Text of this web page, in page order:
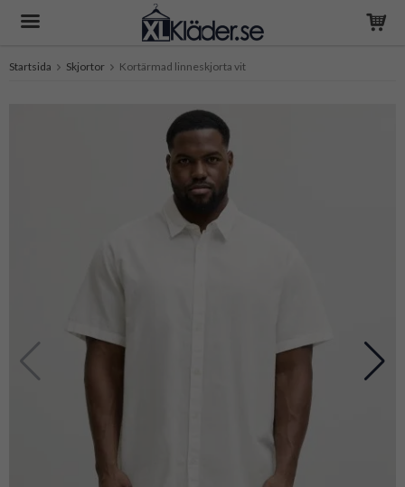
Startsida Skjortor Kortärmad linneskjorta vit